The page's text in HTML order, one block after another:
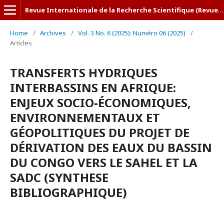
Revue Internationale de la Recherche Scientifique (Revue-IRS)
Home / Archives / Vol. 3 No. 6 (2025): Numéro 06 (2025)
/
Articles
TRANSFERTS HYDRIQUES
INTERBASSINS EN AFRIQUE:
ENJEUX SOCIO-ÉCONOMIQUES,
ENVIRONNEMENTAUX ET
GÉOPOLITIQUES DU PROJET DE
DÉRIVATION DES EAUX DU BASSIN
DU CONGO VERS LE SAHEL ET LA
SADC (SYNTHESE
BIBLIOGRAPHIQUE)